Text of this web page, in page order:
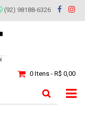
(92) 98188-6326
0 Itens - R$ 0,00